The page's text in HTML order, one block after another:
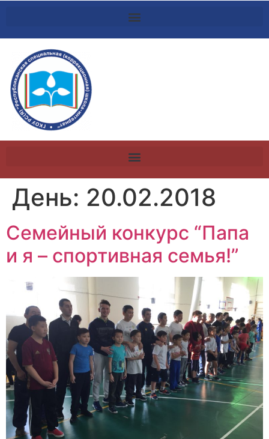
День: 20.02.2018
Семейный конкурс “Папа
и я – спортивная семья!”